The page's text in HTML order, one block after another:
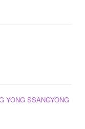
YONG SSANGYONG